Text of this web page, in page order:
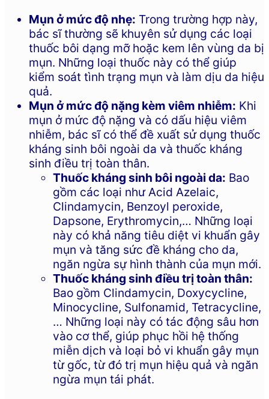
Mụn ở mức độ nhẹ: Trong trường hợp này,
bác sĩ thường sẽ khuyên sử dụng các loại
thuốc bôi dạng mỡ hoặc kem lên vùng da bị
mụn. Những loại thuốc này có thể giúp
kiểm soát tình trạng mụn và làm dịu da hiệu
quả.
Mụn ở mức độ nặng kèm viêm nhiễm: Khi
mụn ở mức độ nặng và có dấu hiệu viêm
nhiễm, bác sĩ có thể đề xuất sử dụng thuốc
kháng sinh bôi ngoài da và thuốc kháng
sinh điều trị toàn thân.
Thuốc kháng sinh bôi ngoài da: Bao
gồm các loại như Acid Azelaic,
Clindamycin, Benzoyl peroxide,
Dapsone, Erythromycin,… Những loại
này có khả năng tiêu diệt vi khuẩn gây
mụn và tăng sức đề kháng cho da,
ngăn ngừa sự hình thành của mụn mới.
Thuốc kháng sinh điều trị toàn thân:
Bao gồm Clindamycin, Doxycycline,
Minocycline, Sulfonamid, Tetracycline,
… Những loại này có tác động sâu hơn
vào cơ thể, giúp phục hồi hệ thống
miễn dịch và loại bỏ vi khuẩn gây mụn
từ gốc, từ đó trị mụn hiệu quả và ngăn
ngừa mụn tái phát.